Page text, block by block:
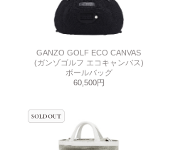
GANZO GOLF ECO CANVAS
(ガンゾゴルフ エコキャンバス)
ボールバッグ
60,500円